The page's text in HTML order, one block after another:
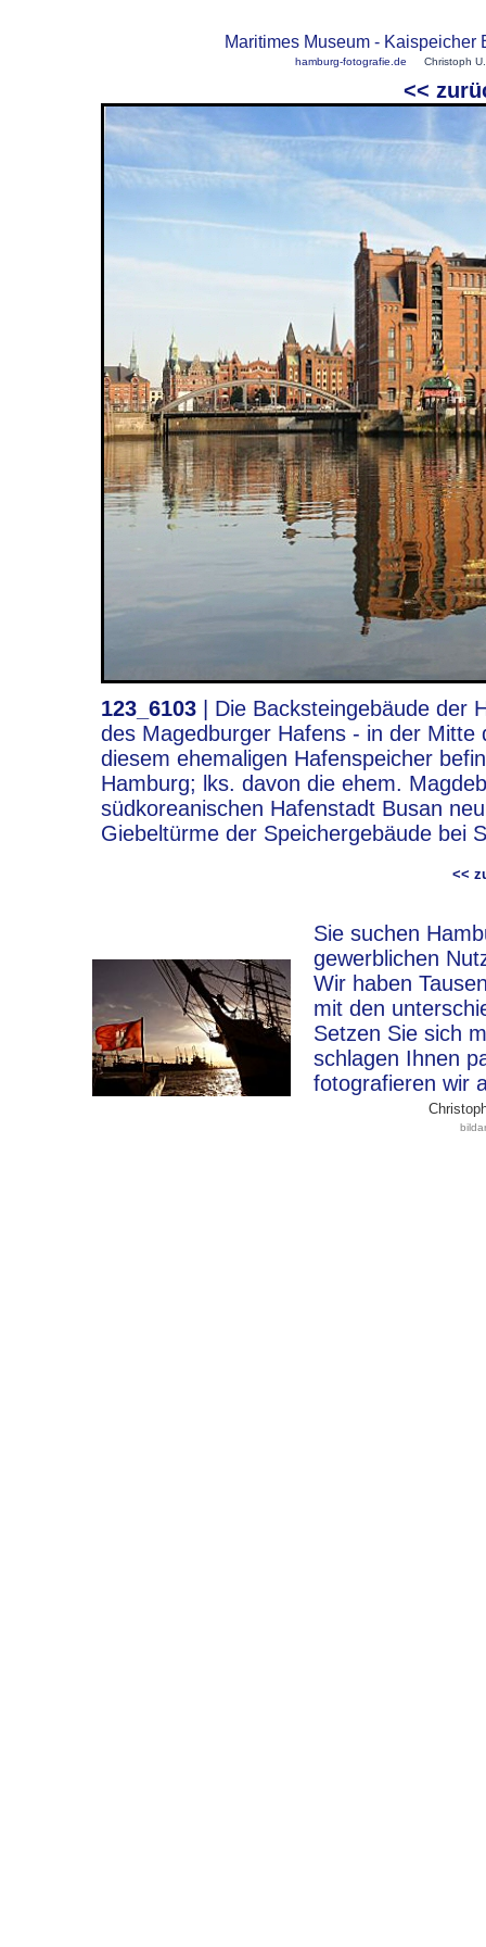
Maritimes Museum - Kaispeicher
hamburg-fotografie.de Christoph
<<
123_6103|
Die Backsteingebäude der
des Magedburger Hafens - in der
diesem ehemaligen Hafenspeicher
Hamburg; lks. davon die ehem.
südkoreanischen Hafenstadt Busan
Giebeltürme der Speichergebäude bei
<<
Sie suchen
gewerblichen
Wir haben
mit den
Setzen Sie sich
schlagen Ihnen
fotografieren wir